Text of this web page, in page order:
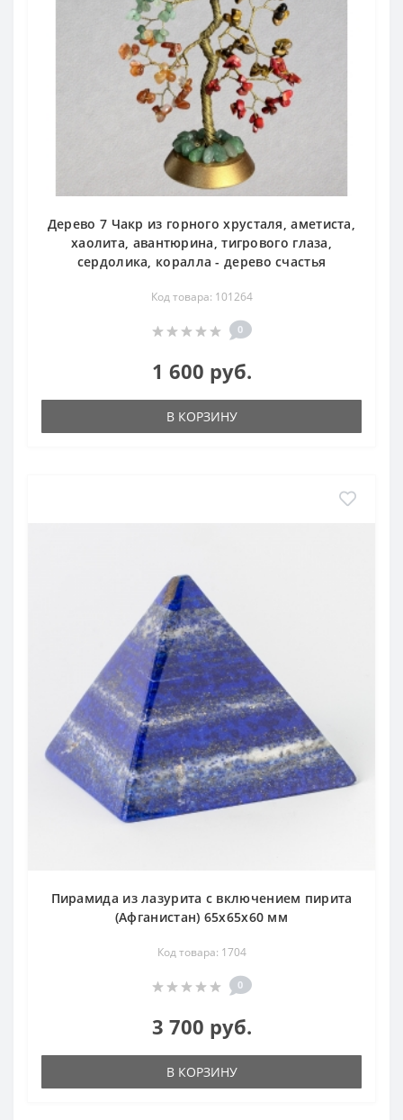
Дерево 7 Чакр из горного хрусталя, аметиста,
хаолита, авантюрина, тигрового глаза,
сердолика, коралла - дерево счастья
Код товара: 101264
0
1 600 руб.
В КОРЗИНУ
Пирамида из лазурита с включением пирита
(Афганистан) 65х65х60 мм
Код товара: 1704
0
3 700 руб.
В КОРЗИНУ